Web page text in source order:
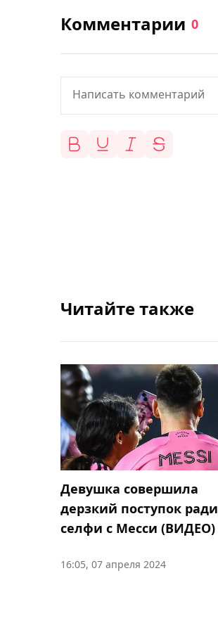
Комментарии 0
Читайте также
Девушка совершила
дерзкий поступок ради
селфи с Месси (ВИДЕО)
16:05, 07 апреля 2024